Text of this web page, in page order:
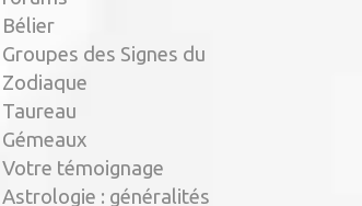
Bélier
Groupes des Signes du
Zodiaque
Taureau
Gémeaux
Votre témoignage
Astrologie : généralités